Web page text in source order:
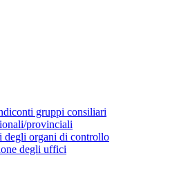
gruppi consiliari
provinciali
degli organi di controllo
degli uffici